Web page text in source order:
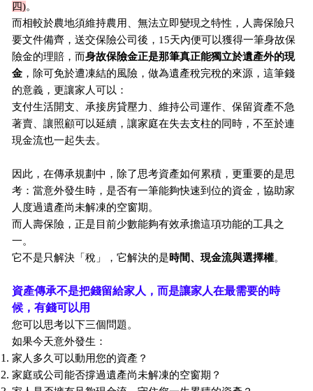
四)。
而相較於農地須維持農用、無法立即變現之特性，人壽保險只
要文件備齊，送交保險公司後，15天內便可以獲得一筆身故保
險金的理賠，而身故保險金正是那筆真正能獨立於遺產外的現
金 ，除可免於遭凍結的風險，做為遺產稅完稅的來源，這筆錢
的意義，更讓家人可以：
支付生活開支、承接房貸壓力、維持公司運作、保留資產不急
著賣、讓照顧可以延續，讓家庭在失去支柱的同時，不至於連
現金流也一起失去。
因此，在傳承規劃中，除了思考資產如何累積，更重要的是思
考：當意外發生時，是否有一筆能夠快速到位的資金，協助家
人度過遺產尚未解凍的空窗期。
而人壽保險，正是目前少數能夠有效承擔這項功能的工具之
一。
它不是只解決「稅」， 它解決的是時間、現金流與選擇權。
資產傳承不是把錢留給家人，而是讓家人在最需要的時
候，有錢可以用
您可以思考以下三個問題。
如果今天意外發生：
家人多久可以動用您的資產？
家庭或公司能否撐過遺產尚未解凍的空窗期？